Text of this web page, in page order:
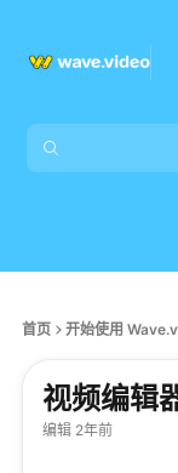
首页 开始使用
视频编辑
编辑 2年前